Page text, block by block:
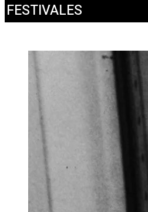
FESTIVALES